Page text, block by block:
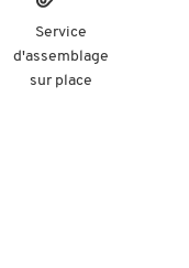
Service
d'assemblage
sur place